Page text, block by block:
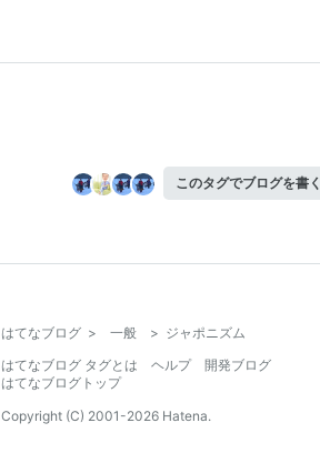
このタグでブログを書く
はてなブログ > 一般 > ジャポニズム
はてなブログ タグとは
ヘルプ
開発ブログ
はてなブログトップ
Copyright (C) 2001-2026 Hatena.